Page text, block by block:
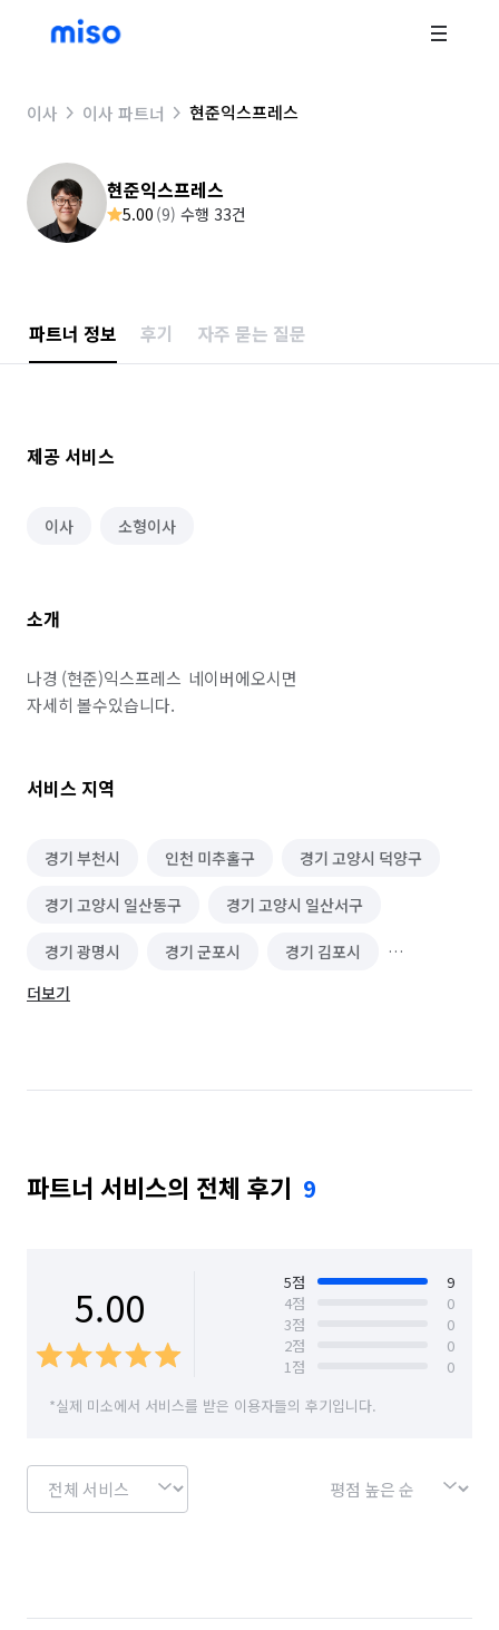
이사 이사 파트너 현준익스프레스
현준익스프레스
5.00 (9) 수행 33건
파트너 정보 후기 자주 묻는 질문
제공 서비스
이사 소형이사
소개
나경 (현준)익스프레스  네이버에오시면
자세히 볼수있습니다.
서비스 지역
경기 부천시 인천 미추홀구 경기 고양시 덕양구
경기 고양시 일산동구 경기 고양시 일산서구
경기 광명시 경기 군포시 경기 김포시
경기 시흥시
서울 관악구 서울 광진구 서울 구로구
서울 동대문구 서울 동작구 서울 마포구
서울 양천구
서울 영등포구 서울 은평구
서울 종로구 서울 중구 서울 중랑구
인천 강화군 인천 계양구 인천 남구
인천 남동구 인천 동구
인천 서구 인천 연수구
더보기
파트너 서비스의 전체 후기 9
5.00 5점
9
4점
0
3점
0
2점
0
1점
0
*실제 미소에서 서비스를 받은 이용자들의 후기입니다.